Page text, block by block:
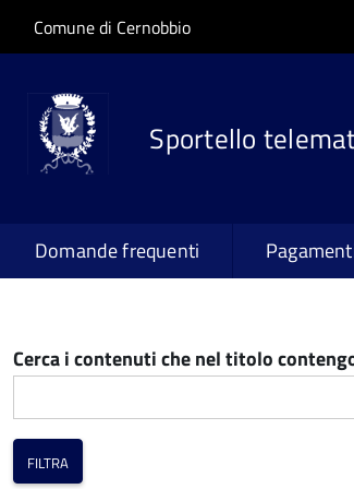
Salta al contenuto principale
Skip to site navigation
Comune di Cernobbio
Sportello
Domande frequenti
Cerca i contenuti che nel titolo